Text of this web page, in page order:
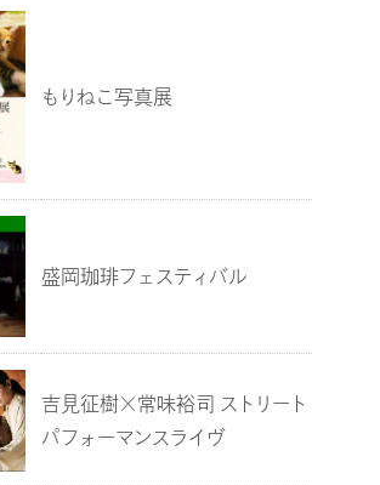
もりねこ写真展
盛岡珈琲フェスティバル
吉見征樹×常味裕司 ストリート
パフォーマンスライヴ